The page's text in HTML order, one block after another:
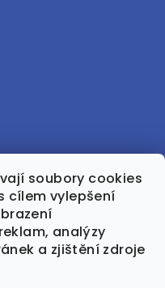
soubory cookies
cílem vylepšení
analýzy
a zjištění zdroje